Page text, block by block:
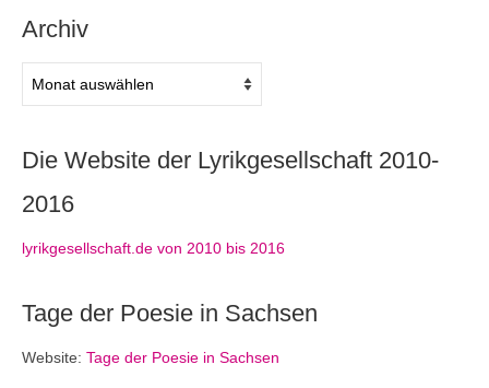
Archiv
Die Website der Lyrikgesellschaft 2010-
2016
lyrikgesellschaft.de von 2010 bis 2016
Tage der Poesie in Sachsen
Website: Tage der Poesie in Sachsen